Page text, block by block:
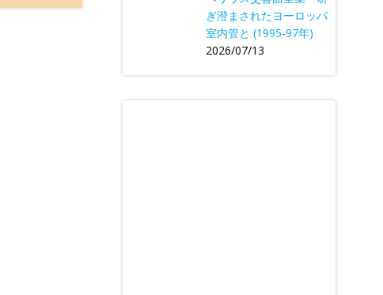
ぎ澄まされたヨーロッパ
室内管と (1995-97年)
2026/07/13